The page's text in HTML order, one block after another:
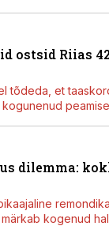
ostsid Riias
tõdeda, et
dilemma:
kogenud